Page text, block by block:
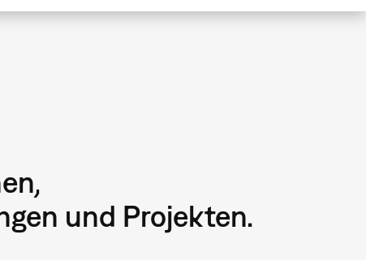
und Projekten.